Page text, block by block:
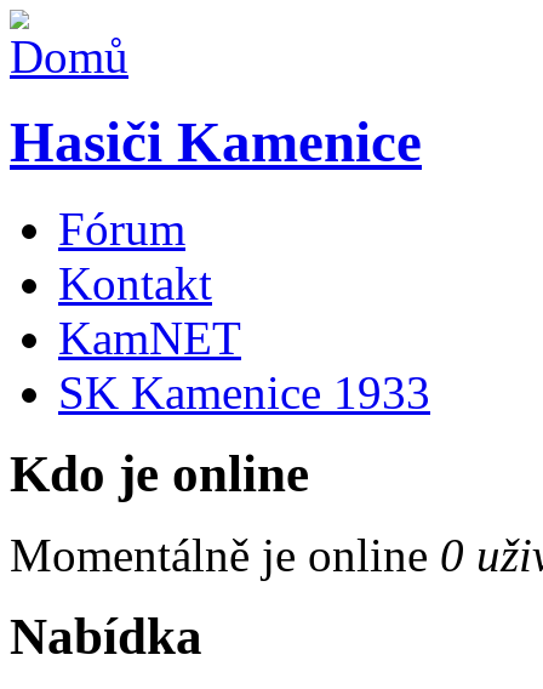
Hasiči Kamenice
Fórum
Kontakt
KamNET
SK Kamenice 1933
Kdo je online
Momentálně je online 0
Nabídka